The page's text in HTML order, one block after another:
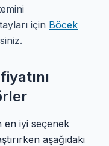
için Böcek
en iyi seçenek
aşağıdaki